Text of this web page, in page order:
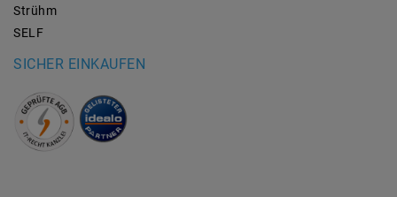
Strühm
SELF
SICHER EINKAUFEN